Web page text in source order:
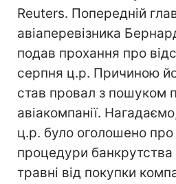
Reuters. Попередній
авіаперевізника
подав прохання про
серпня ц.р. Причиною
став провал з пошуком
авіакомпанії.
ц.р. було оголошено про
процедури банкрутства
травні від покупки